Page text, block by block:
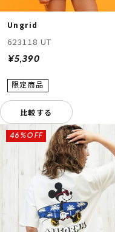
Ungrid
623118 UT
¥5,390
比較する
46%OFF